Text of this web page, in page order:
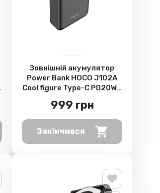
Зовнішній акумулятор
Power Bank HOCO J102A
Cool figure Type-C PD20W /
Black
999 грн
Закінчився